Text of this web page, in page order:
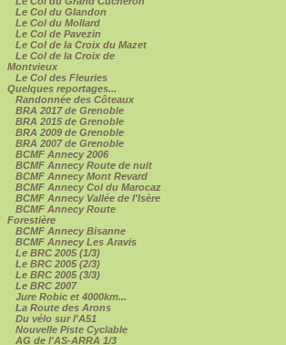
Le Col du Glandon
Le Col du Mollard
Le Col de Pavezin
Le Col de la Croix du Mazet
Le Col de la Croix de
Montvieux
Le Col des Fleuries
Quelques reportages...
Randonnée des Côteaux
BRA 2017 de Grenoble
BRA 2015 de Grenoble
BRA 2009 de Grenoble
BRA 2007 de Grenoble
BCMF Annecy 2006
BCMF Annecy Route de nuit
BCMF Annecy Mont Revard
BCMF Annecy Col du Marocaz
BCMF Annecy Vallée de l'Isère
BCMF Annecy Route
Forestière
BCMF Annecy Bisanne
BCMF Annecy Les Aravis
Le BRC 2005 (1/3)
Le BRC 2005 (2/3)
Le BRC 2005 (3/3)
Le BRC 2007
Jure Robic et 4000km...
La Route des Arons
Du vélo sur l'A51
Nouvelle Piste Cyclable
AG de l'AS-ARRA 1/3